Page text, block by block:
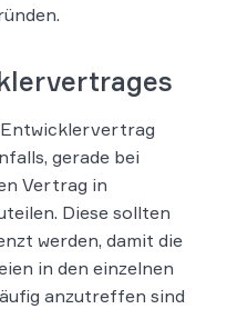
gerade bei
Vertrag in
Diese sollten
werden, damit die
in den einzelnen
anzutreffen sind